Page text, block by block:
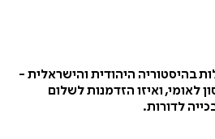
בהיסטוריה היהודית והישראלית -
לאומי, ואיזו הזדמנות לשלום